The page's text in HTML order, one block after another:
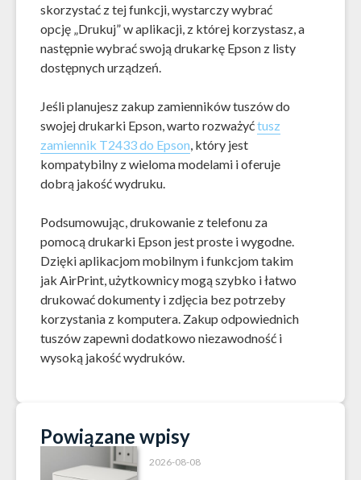
skorzystać z tej funkcji, wystarczy wybrać
opcję „Drukuj” w aplikacji, z której korzystasz, a
następnie wybrać swoją drukarkę Epson z listy
dostępnych urządzeń.
Jeśli planujesz zakup zamienników tuszów do
swojej drukarki Epson, warto rozważyćtusz
zamiennik T2433 do Epson, który jest
kompatybilny z wieloma modelami i oferuje
dobrą jakość wydruku.
Podsumowując, drukowanie z telefonu za
pomocą drukarki Epson jest proste i wygodne.
Dzięki aplikacjom mobilnym i funkcjom takim
jak AirPrint, użytkownicy mogą szybko i łatwo
drukować dokumenty i zdjęcia bez potrzeby
korzystania z komputera. Zakup odpowiednich
tuszów zapewni dodatkowo niezawodność i
wysoką jakość wydruków.
Powiązane wpisy
2026-08-08